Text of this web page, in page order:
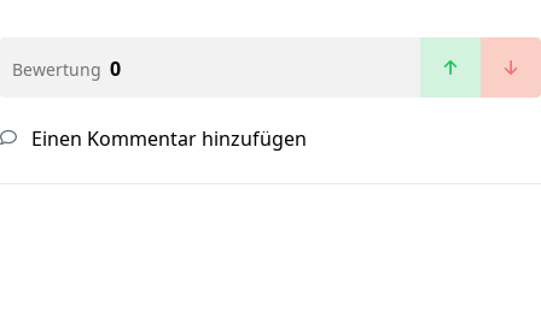
Bewertung 0
Einen Kommentar hinzufügen